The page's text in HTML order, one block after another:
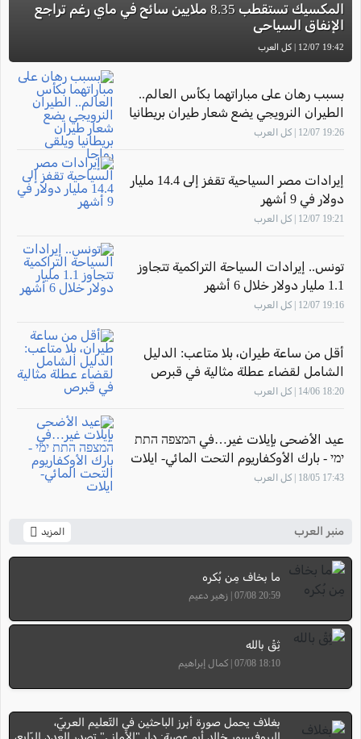
المكسيك تستقطب 8.35 ملايين سائح في ماي رغم تراجع
الإنفاق السياحي
19:42 12/07 | كل العرب
بسبب رهان على مباراتهما بكأس العالم..
الطيران النرويجي يضع شعار طيران بريطانيا
ويلقى رواجا
19:26 12/07 | كل العرب
إيرادات مصر السياحية تقفز إلى 14.4 مليار
دولار في 9 أشهر
19:21 12/07 | كل العرب
تونس.. إيرادات السياحة التراكمية تتجاوز
1.1 مليار دولار خلال 6 أشهر
19:16 12/07 | كل العرب
أقل من ساعة طيران، بلا متاعب: الدليل
الشامل لقضاء عطلة مثالية في قبرص
18:20 14/06 | كل العرب
عيد الأضحى بإيلات غير…في המצפה התת
ימי - بارك الأوكفاريوم التحت المائي- ايلات
17:43 18/05 | كل العرب
منبر العرب المزيد
ما بخاف مِن بُكره
20:59 07/08 | زهير دعيم
ثِقْ بالله
18:10 07/08 | كمال إبراهيم
بغلاف يحمل صورة أبرز الباحثين في التّعليم العربيّ،